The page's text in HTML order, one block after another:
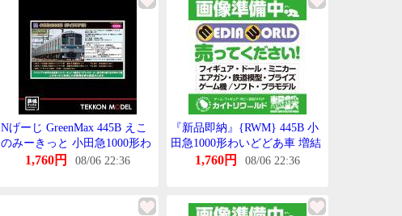
Nげーじ GreenMax 445B えこ
のみーきっと 小田急1000形わ
いどどあ車 増結用中間車2両
1,760円 08/06 22:36
『新品即納』{RWM} 445B 小
田急1000形わいどどあ車 増結
用中間車2両せっと 未塗装組
す)(20201008)
1,760円 08/06 22:36